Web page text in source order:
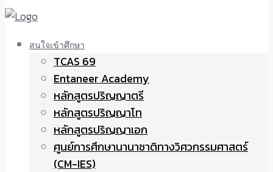
สนใจเข้าศึกษา
TCAS 69
Entaneer Academy
หลักสูตรปริญญาตรี
หลักสูตรปริญญาโท
หลักสูตรปริญญาเอก
ศูนย์การศึกษานานาชาติทางวิศวกรรมศาสตร์
(CM-IES)